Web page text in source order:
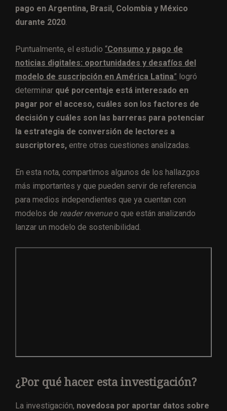
pago en Argentina, Brasil, Colombia y México
durante 2020.
Puntualmente, el estudio “Consumo y pago de
noticias digitales: oportunidades y desafíos del
modelo de suscripción en América Latina” logró
determinar qué porcentaje está interesado en
pagar por el acceso, cuáles son los factores de
decisión y cuáles son las barreras para potenciar
la estrategia de conversión de lectores a
suscriptores, entre otras cuestiones analizadas.
En esta nota, compartimos algunos de los hallazgos
más importantes y que pueden servir de referencia
para medios independientes que ya cuentan con
modelos de reader revenueo que están analizando
lanzar un modelo de sostenibilidad.
¿Por qué hacer esta investigación?
La investigación, novedosa por aportar datos sobre